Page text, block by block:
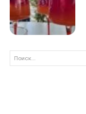
Поиск...